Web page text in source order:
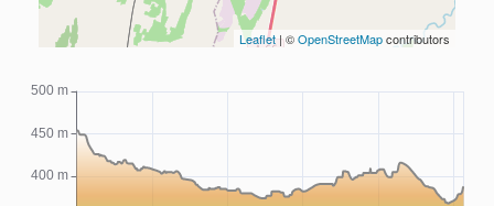
Leaflet| ©OpenStreetMapcontributors